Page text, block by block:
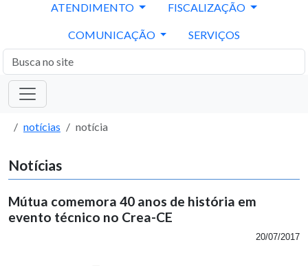
ATENDIMENTO FISCALIZAÇÃO
COMUNICAÇÃO SERVIÇOS
notícias notícia
Notícias
Mútua comemora 40 anos de história em
evento técnico no Crea-CE
20/07/2017